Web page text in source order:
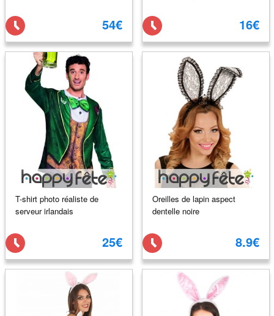
54€ 16€
T-shirt photo réaliste de
serveur irlandais
25€
Oreilles de lapin aspect
dentelle noire
8.9€